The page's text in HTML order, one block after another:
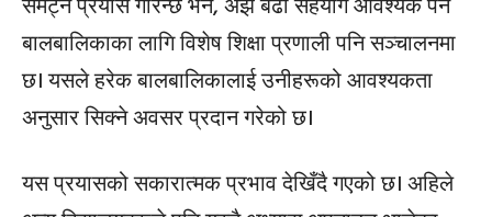
समेट्ने प्रयास गरिन्छ भने, अझ बढी सहयोग आवश्यक पर्ने
बालबालिकाका लागि विशेष शिक्षा प्रणाली पनि सञ्चालनमा
छ। यसले हरेक बालबालिकालाई उनीहरूको आवश्यकता
अनुसार सिक्ने अवसर प्रदान गरेको छ।
यस प्रयासको सकारात्मक प्रभाव देखिँदै गएको छ। अहिले